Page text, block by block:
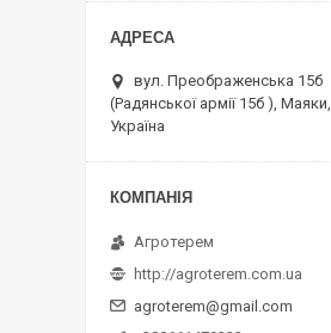
вул. Преображенська 15б
(Радянської армії 15б ), Маяки,
Україна
Агротерем
http://agroterem.com.ua
agroterem@gmail.com